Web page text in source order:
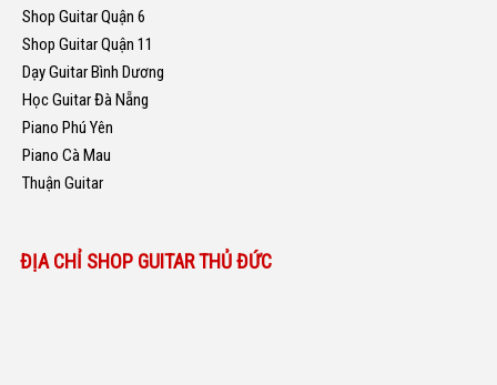
Shop Guitar Quận 6
Shop Guitar Quận 11
Dạy Guitar Bình Dương
Học Guitar Đà Nẵng
Piano Phú Yên
Piano Cà Mau
Thuận Guitar
ĐỊA CHỈ SHOP GUITAR THỦ ĐỨC